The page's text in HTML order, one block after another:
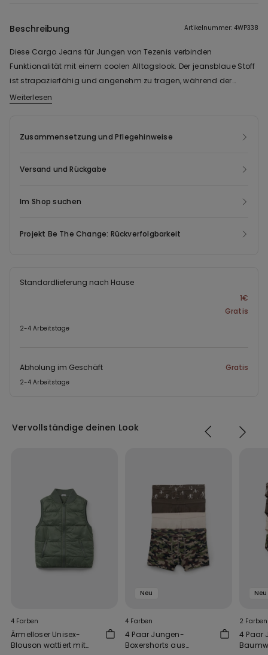
Beschreibung Artikelnummer: 4WP338
Diese Cargo Jeans für Jungen von Tezenis verbinden
Funktionalität mit einem coolen Alltagslook. Der jeansblaue Stoff
ist strapazierfähig und angenehm zu tragen, während der
Tunnelzug in der Taille eine flexible, bequeme Passform
Charakter der Hose. Die Jeans für Jungen ist pflegeleicht,
werden. Du kannst sie vielseitig kombinieren und sowohl in der
modern aussieht.
Weiterlesen
Zusammensetzung und Pflegehinweise
Versand und Rückgabe
Im Shop suchen
Projekt Be The Change: Rückverfolgbarkeit
Standardlieferung nach Hause
1€
Gratis
2-4 Arbeitstage
Abholung im Geschäft Gratis
2-4 Arbeitstage
Vervollständige deinen Look
4 Farben
Ärmelloser Unisex-
Blouson wattiert mit
Neu
4 Farben
4 Paar Jungen-
Boxershorts aus
Neu
2 Farben
4 Paar